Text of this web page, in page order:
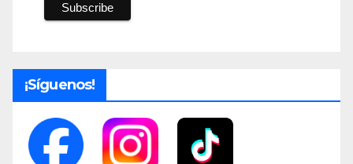
¡Síguenos!